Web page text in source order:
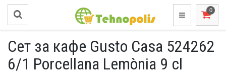
Сет за кафе Gusto Casa 524262
6/1 Porcellana Lemònia 9 cl